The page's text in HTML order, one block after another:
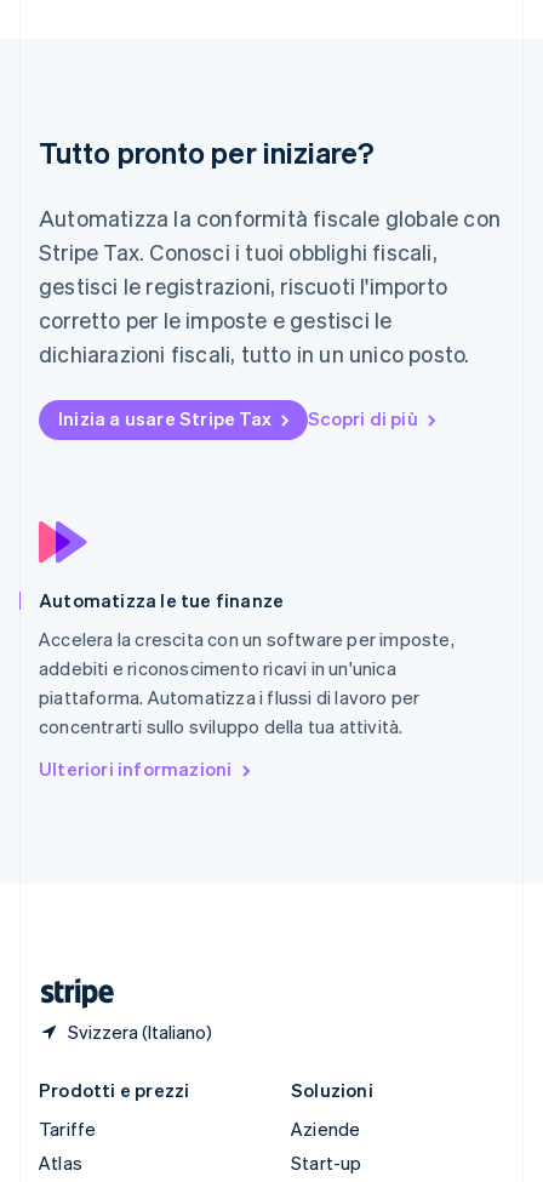
Tutto pronto per iniziare?
Automatizza la conformità fiscale globale con
Stripe Tax. Conosci i tuoi obblighi fiscali,
gestisci le registrazioni, riscuoti l'importo
corretto per le imposte e gestisci le
dichiarazioni fiscali, tutto in un unico posto.
Inizia a usare Stripe Tax Scopri di più
Automatizza le tue finanze
Accelera la crescita con un software per imposte,
addebiti e riconoscimento ricavi in un'unica
piattaforma. Automatizza i flussi di lavoro per
concentrarti sullo sviluppo della tua attività.
Ulteriori informazioni
Svizzera (Italiano)
Nuova Zelanda
Paesi Bassi
Polonia
English
Portogallo
PortuguêsEnglish
RAS di Hong Kong, Cina
Regno Unito
English
English
Singapore
Slovacchia
English
Slovenia
Spagna
EspañolEnglish
EnglishEspañol简体中文
Prodotti e prezzi
Tariffe
Atlas
Soluzioni
Aziende
Start-up